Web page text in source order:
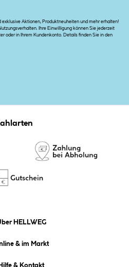
exklusive Aktionen, Produktneuheiten und mehr erhalten!
Ihre Einwilligung können Sie jederzeit
oder in Ihrem Kundenkonto. Details finden Sie in den
HELLWEG
& im Markt
& Kontakt